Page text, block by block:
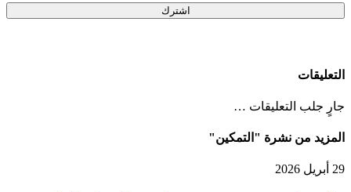
اشترك
التعليقات
جارٍ جلب التعليقات …
المزيد من نشرة "التمكين"
29 أبريل 2026